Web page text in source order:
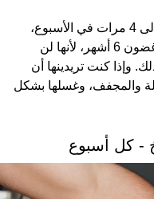
إذا كنت ترتدين حمالة صدر رياضية 3 إلى 4 مرات في الأسبوع،
في غضون 6 أشهر، لأنها لن
وإذا كنت تريدينها أن
والمجفف، وغسلها بشكل